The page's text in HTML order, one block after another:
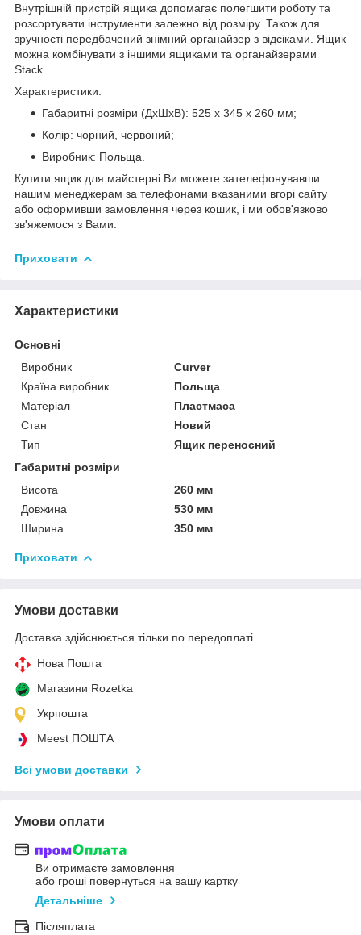
Внутрішній пристрій ящика допомагає полегшити роботу та
розсортувати інструменти залежно від розміру. Також для
зручності передбачений знімний органайзер з відсіками. Ящик
можна комбінувати з іншими ящиками та органайзерами
Stack.
Характеристики:
Габаритні розміри (ДхШхВ): 525 x 345 x 260 мм;
Колір: чорний, червоний;
Виробник: Польща.
Купити ящик для майстерні Ви можете зателефонувавши
нашим менеджерам за телефонами вказаними вгорі сайту
або оформивши замовлення через кошик, і ми обов'язково
зв'яжемося з Вами.
Приховати
Характеристики
Основні
Виробник
Curver
Країна виробник
Польща
Матеріал
Пластмаса
Стан
Новий
Тип
Ящик переносний
Габаритні розміри
Висота
260 мм
Довжина
530 мм
Ширина
350 мм
Приховати
Умови доставки
Доставка здійснюється тільки по передоплаті.
Нова Пошта
Магазини Rozetka
Укрпошта
Meest ПОШТА
Всі умови доставки
Умови оплати
Ви отримаєте замовлення
або гроші повернуться на вашу картку
Детальніше
Післяплата